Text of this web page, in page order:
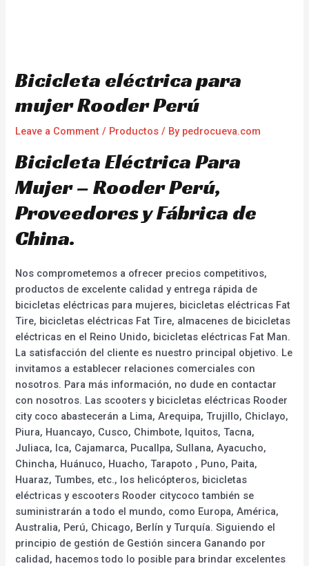
Bicicleta eléctrica para
mujer Rooder Perú
Leave a Comment / Productos / By pedrocueva.com
Bicicleta Eléctrica Para
Mujer – Rooder Perú,
Proveedores y Fábrica de
China.
Nos comprometemos a ofrecer precios competitivos,
productos de excelente calidad y entrega rápida de
bicicletas eléctricas para mujeres, bicicletas eléctricas Fat
Tire, bicicletas eléctricas Fat Tire, almacenes de bicicletas
eléctricas en el Reino Unido, bicicletas eléctricas Fat Man.
La satisfacción del cliente es nuestro principal objetivo. Le
invitamos a establecer relaciones comerciales con
nosotros. Para más información, no dude en contactar
con nosotros. Las scooters y bicicletas eléctricas Rooder
city coco abastecerán a Lima, Arequipa, Trujillo, Chiclayo,
Piura, Huancayo, Cusco, Chimbote, Iquitos, Tacna,
Juliaca, Ica, Cajamarca, Pucallpa, Sullana, Ayacucho,
Chincha, Huánuco, Huacho, Tarapoto , Puno, Paita,
Huaraz, Tumbes, etc., los helicópteros, bicicletas
eléctricas y escooters Rooder citycoco también se
suministrarán a todo el mundo, como Europa, América,
Australia, Perú, Chicago, Berlín y Turquía. Siguiendo el
principio de gestión de Gestión sincera Ganando por
calidad, hacemos todo lo posible para brindar excelentes